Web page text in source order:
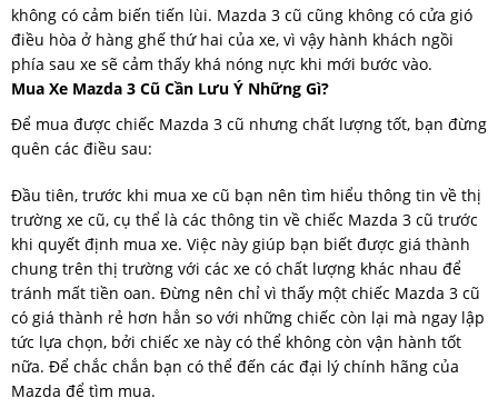
không có cảm biến tiến lùi. Mazda 3 cũ cũng không có cửa gió
điều hòa ở hàng ghế thứ hai của xe, vì vậy hành khách ngồi
phía sau xe sẽ cảm thấy khá nóng nực khi mới bước vào.
Mua Xe Mazda 3 Cũ Cần Lưu Ý Những Gì?
Để mua được chiếc Mazda 3 cũ nhưng chất lượng tốt, bạn đừng
quên các điều sau:
Đầu tiên, trước khi mua xe cũ bạn nên tìm hiểu thông tin về thị
trường xe cũ, cụ thể là các thông tin về chiếc Mazda 3 cũ trước
khi quyết định mua xe. Việc này giúp bạn biết được giá thành
chung trên thị trường với các xe có chất lượng khác nhau để
tránh mất tiền oan. Đừng nên chỉ vì thấy một chiếc Mazda 3 cũ
có giá thành rẻ hơn hẳn so với những chiếc còn lại mà ngay lập
tức lựa chọn, bởi chiếc xe này có thể không còn vận hành tốt
nữa. Để chắc chắn bạn có thể đến các đại lý chính hãng của
Mazda để tìm mua.